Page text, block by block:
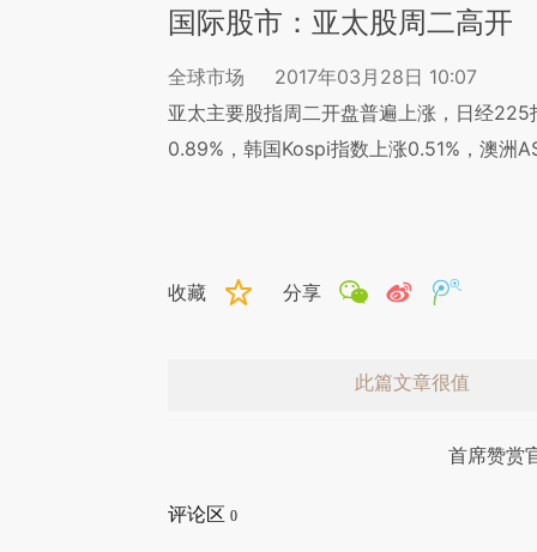
国际股市：亚太股周二高开
全球市场
2017年03月28日 10:07
亚太主要股指周二开盘普遍上涨，日经
0.89%，韩国Kospi指数上涨0.51%，澳洲
收藏 分享
此篇文章很值
首席赞赏
评论区 0